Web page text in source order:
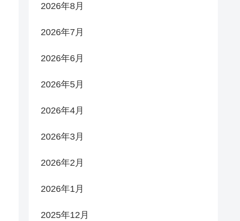
2026年8月
2026年7月
2026年6月
2026年5月
2026年4月
2026年3月
2026年2月
2026年1月
2025年12月